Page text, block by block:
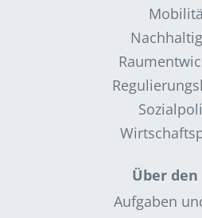
Über den
Aufgaben